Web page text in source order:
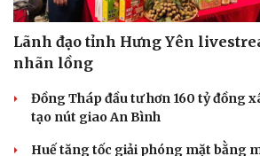
Lãnh đạo tỉnh Hưng Yên
nhãn lồng
Đồng Tháp đầu tư hơn 160 tỷ đồng
tạo nút giao An Bình
Huế tăng tốc giải phóng mặt bằng